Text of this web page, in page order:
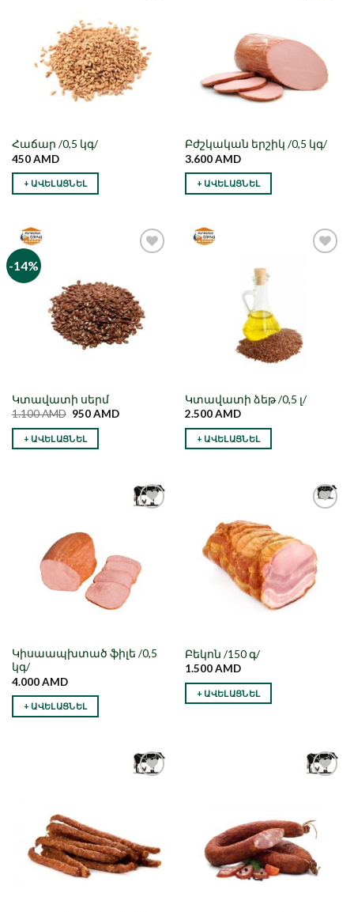
նախընտրած
Հաճար /0,5 կգ/
450AMD
+ ԱՎԵԼԱՑՆԵԼ
Բժշկական երշիկ /0,5 կգ/
3.600AMD
+ ԱՎԵԼԱՑՆԵԼ
-14%
Կտավատի սերմ
1.100AMD 950AMD
+ ԱՎԵԼԱՑՆԵԼ
նախընտրած
Կտավատի ձեթ /0,5 լ/
2.500AMD
+ ԱՎԵԼԱՑՆԵԼ
Կիսաապխտած ֆիլե /0,5
կգ/
4.000AMD
+ ԱՎԵԼԱՑՆԵԼ
նախընտրած
Բեկոն /150 գ/
1.500AMD
+ ԱՎԵԼԱՑՆԵԼ